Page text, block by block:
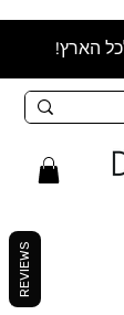
REVIEWS